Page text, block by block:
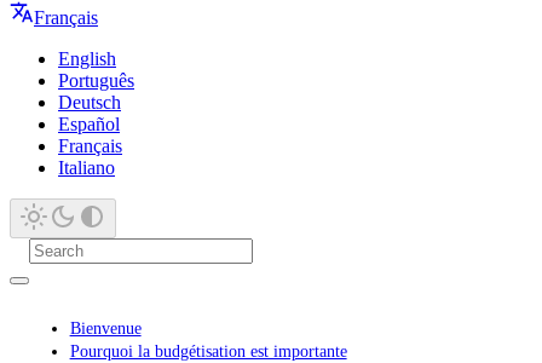
Français
English
Português
Deutsch
Español
Français
Italiano
Bienvenue
Pourquoi la budgétisation est importante